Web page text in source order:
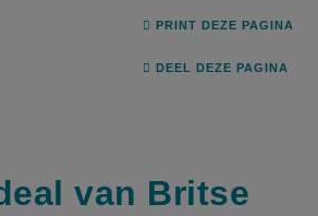
PRINT DEZE PAGINA
DEEL DEZE PAGINA
van Britse